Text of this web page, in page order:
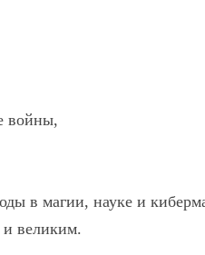
войны,
в магии, науке и
и великим.